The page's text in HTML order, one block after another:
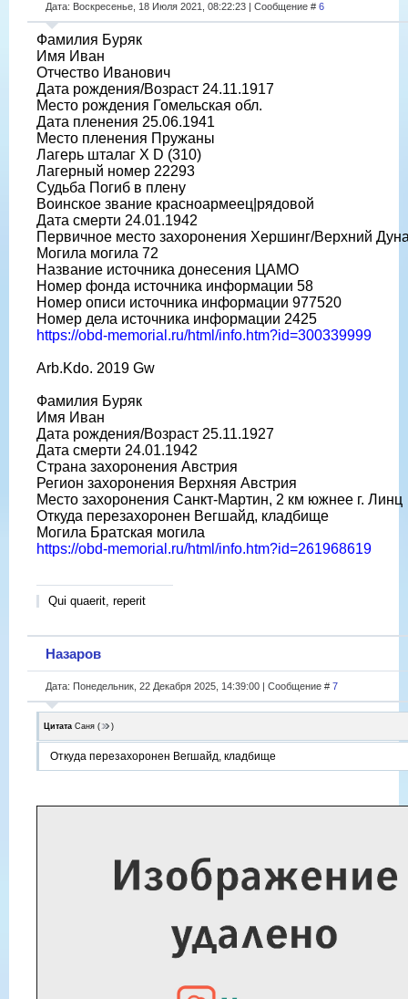
Дата: Воскресенье, 18 Июля 2021, 08:22:23 | Сообщение # 6
Фамилия Буряк
Имя Иван
Отчество Иванович
Дата рождения/Возраст 24.11.1917
Место рождения Гомельская обл.
Дата пленения 25.06.1941
Место пленения Пружаны
Лагерь шталаг X D (310)
Лагерный номер 22293
Судьба Погиб в плену
Воинское звание красноармеец|рядовой
Дата смерти 24.01.1942
Первичное место захоронения Хершинг/Верхний
Могила могила 72
Название источника донесения ЦАМО
Номер фонда источника информации 58
Номер описи источника информации 977520
Номер дела источника информации 2425
https://obd-memorial.ru/html/info.htm?id=300339999
Arb.Kdo. 2019 Gw
Фамилия Буряк
Имя Иван
Дата рождения/Возраст 25.11.1927
Дата смерти 24.01.1942
Страна захоронения Австрия
Регион захоронения Верхняя Австрия
Место захоронения Санкт-Мартин, 2 км южнее г. Линц
Откуда перезахоронен Вегшайд, кладбище
Могила Братская могила
https://obd-memorial.ru/html/info.htm?id=261968619
Qui quaerit, reperit
Назаров
Дата: Понедельник, 22 Декабря 2025, 14:39:00 | Сообщение # 7
Цитата Саня ( )
Откуда перезахоронен Вегшайд, кладбище